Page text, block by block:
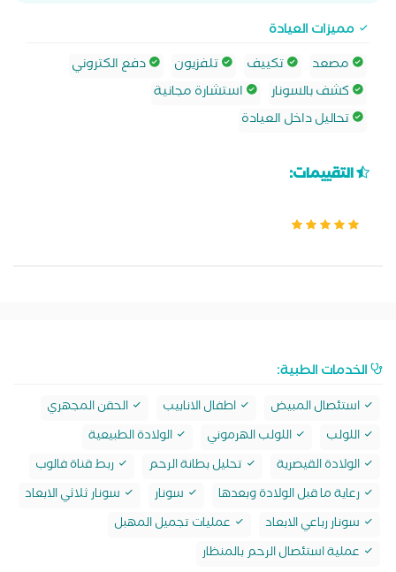
مميزات العيادة
مصعد
تكييف تلفزيون
دفع الكتروني
كشف بالسونار
استشارة مجانية
تحاليل داخل العيادة
التقييمات:
الخدمات الطبية:
استئصال المبيض اطفال الانابيب
الحقن المجهري
اللولب
اللولب الهرموني
الولادة الطبيعية
الولادة القيصرية
تحليل بطانة الرحم
ربط قناة فالوب
رعاية ما قبل الولادة وبعدها
سونار
سونار ثلاثي الابعاد
سونار رباعي الابعاد
عمليات تجميل المهبل
عملية استئصال الرحم بالمنظار